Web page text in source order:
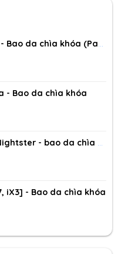
da chìa khóa (Patina)
- Bao da chìa khóa
- bao da chìa khóa
iX3] - Bao da chìa khóa